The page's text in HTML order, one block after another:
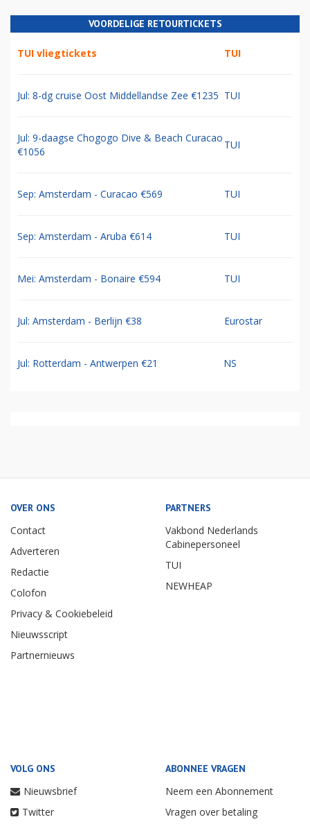
VOORDELIGE RETOURTICKETS
TUI vliegtickets TUI
Jul: 8-dg cruise Oost Middellandse Zee €1235 TUI
Jul: 9-daagse Chogogo Dive & Beach Curacao
€1056
TUI
Sep: Amsterdam - Curacao €569 TUI
Sep: Amsterdam - Aruba €614 TUI
Mei: Amsterdam - Bonaire €594 TUI
Jul: Amsterdam - Berlijn €38 Eurostar
Jul: Rotterdam - Antwerpen €21 NS
OVER ONS
Contact
Adverteren
Redactie
Colofon
Privacy & Cookiebeleid
Nieuwsscript
Partnernieuws
PARTNERS
Vakbond Nederlands
Cabinepersoneel
TUI
NEWHEAP
VOLG ONS
Nieuwsbrief
Twitter
ABONNEE VRAGEN
Neem een Abonnement
Vragen over betaling